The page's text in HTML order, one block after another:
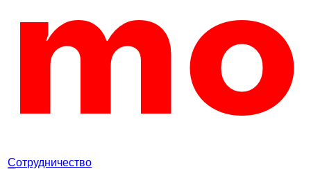
Сотрудничество